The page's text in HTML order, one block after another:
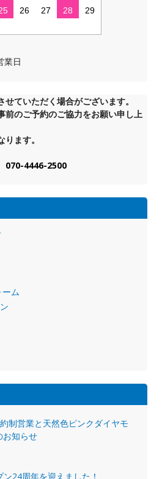
26 27 28
29
業日
ていただく場合がございます。
前のご予約のご協力をお願い申し上
ます。
4446-2500
ム
制営業と天然色ピンクダイヤモ
お知らせ
ン24周年を迎えました！